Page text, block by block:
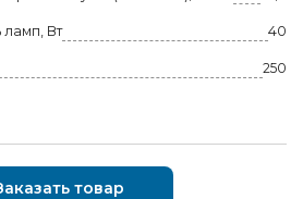
Вт 40
250
товар